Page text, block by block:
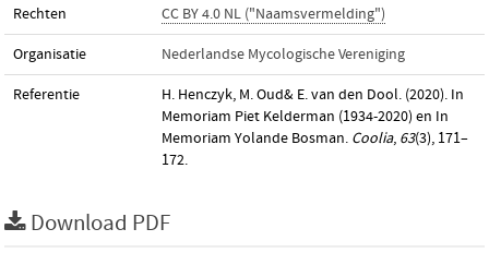
Rechten CC BY 4.0 NL ("Naamsvermelding")
Organisatie Nederlandse Mycologische Vereniging
Referentie
H. Henczyk, M. Oud& E. van den Dool. (2020). In
Memoriam Piet Kelderman (1934-2020) en In
Memoriam Yolande Bosman. Coolia, 63(3), 171–
172.
Download PDF